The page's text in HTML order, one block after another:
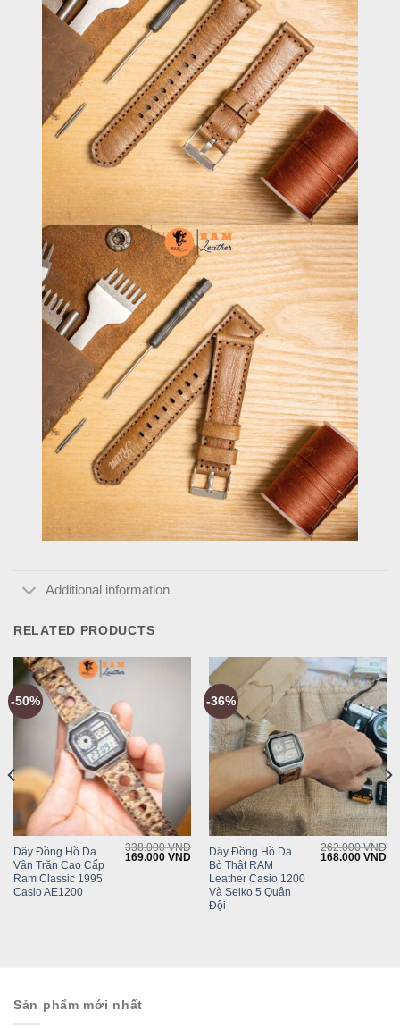
Additional information
RELATED PRODUCTS
-50%
Dây Đồng Hồ Da
Vân Trăn Cao Cấp
Ram Classic 1995
Casio AE1200
338.000VND
Original
169.000VNDCurrent
price
169.000 VND.
-36%
Dây Đồng Hồ Da
Bò Thật RAM
Leather Casio 1200
Và Seiko 5 Quân
Đội
262.000VND
Original
168.000VND
VND.
Sản phẩm mới nhất